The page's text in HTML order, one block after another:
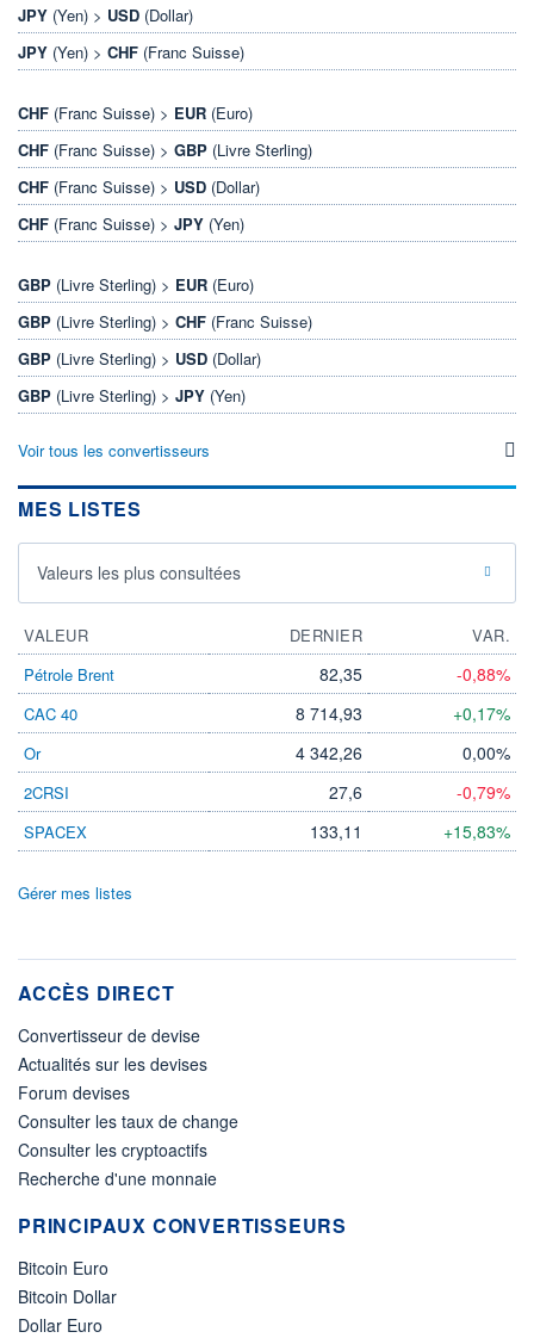
JPY (Yen) > USD (Dollar)
JPY (Yen) > CHF (Franc Suisse)
CHF (Franc Suisse) > EUR (Euro)
CHF (Franc Suisse) > GBP (Livre Sterling)
CHF (Franc Suisse) > USD (Dollar)
CHF (Franc Suisse) > JPY (Yen)
GBP (Livre Sterling) > EUR (Euro)
GBP (Livre Sterling) > CHF (Franc Suisse)
GBP (Livre Sterling) > USD (Dollar)
GBP (Livre Sterling) > JPY (Yen)
Voir tous les convertisseurs
MES LISTES
Valeurs les plus consultées
VALEUR DERNIER
VAR.
Pétrole Brent
82,35 -0,88%
CAC 40 8 714,93 +0,17%
Or 4 342,26 0,00%
2CRSI 27,6 -0,79%
SPACEX 133,11 +15,83%
Gérer mes listes
ACCÈS DIRECT
Convertisseur de devise
Actualités sur les devises
Forum devises
Consulter les taux de change
Consulter les cryptoactifs
Recherche d'une monnaie
PRINCIPAUX CONVERTISSEURS
Bitcoin Euro
Bitcoin Dollar
Dollar Euro